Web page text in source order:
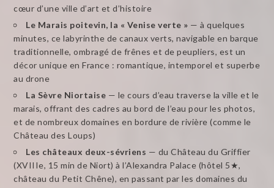
cœur d’une ville d’art et d’histoire
Le Marais poitevin, la « Venise verte » — à quelques
minutes, ce labyrinthe de canaux verts, navigable en barque
traditionnelle, ombragé de frênes et de peupliers, est un
décor unique en France : romantique, intemporel et superbe
au drone
La Sèvre Niortaise — le cours d’eau traverse la ville et le
marais, offrant des cadres au bord de l’eau pour les photos,
et de nombreux domaines en bordure de rivière (comme le
Château des Loups)
Les châteaux deux-sévriens — du Château du Griffier
(XVIIIe, 15 min de Niort) à l’Alexandra Palace (hôtel 5★,
château du Petit Chêne), en passant par les domaines du